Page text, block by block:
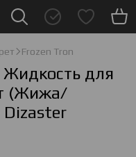
Frozen Tron
для
(Жижа/
Dizaster